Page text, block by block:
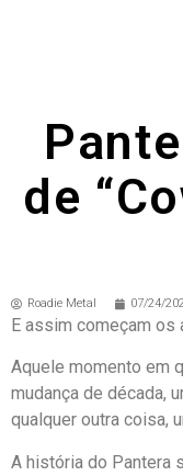
de
Roadie Metal 07/24/
E assim começam os
Aquele momento em
mudança de década,
qualquer outra coisa,
A história do Pantera